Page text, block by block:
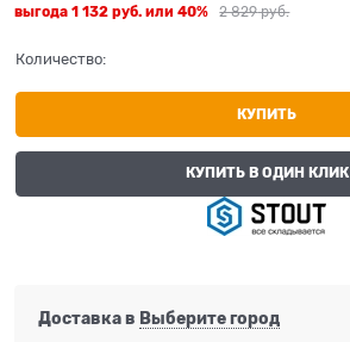
2 829 руб.
выгода 1 132 руб. или 40%
Количество:
КУПИТЬ
КУПИТЬ В ОДИН КЛИК
Доставка в Выберите город